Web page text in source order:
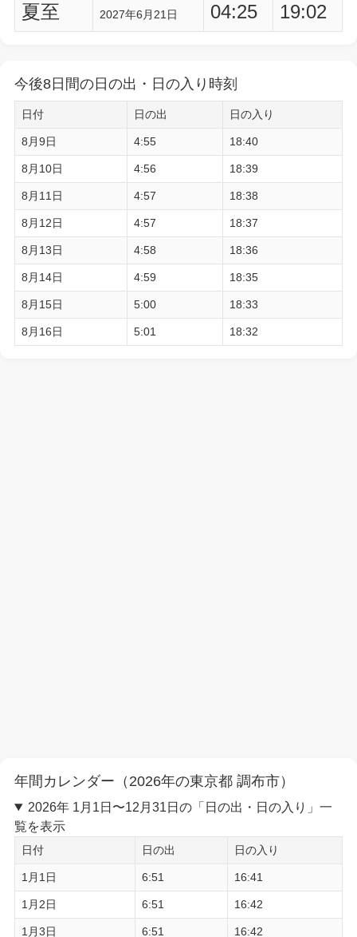
夏至
2027年6月21日 04:25 19:02
今後8日間の日の出・日の入り時刻
日付 日の出 日の入り
8月9日 4:55 18:40
8月10日 4:56 18:39
8月11日 4:57 18:38
8月12日 4:57 18:37
8月13日 4:58 18:36
8月14日 4:59 18:35
8月15日 5:00 18:33
8月16日 5:01 18:32
年間カレンダー（2026年の東京都 調布市）
2026年 1月1日〜12月31日の「日の出・日の入り」一
覧を表示
日付 日の出 日の入り
1月1日 6:51 16:41
1月2日 6:51 16:42
1月3日 6:51 16:42